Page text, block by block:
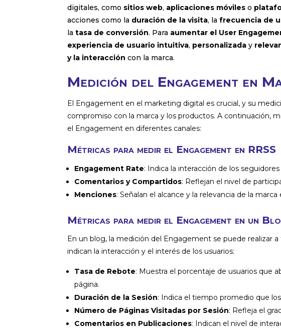
digitales, como sitios web, aplicaciones móviles o
acciones como la duración de la visita, lafrecuencia de
latasa de conversión. Para aumentar el User
experiencia de usuario intuitiva, personalizada y
y la interacción con la marca.
Medición del Engagement en
El Engagement en el marketing digital es crucial, y su
compromiso con la marca y los productos. A continuación,
el Engagement en diferentes canales:
Métricas para medir el Engagement en RRSS
Engagement Rate: Indica la interacción de los
Comentarios y Compartidos: Reflejan el nivel de
Menciones: Señalan el alcance y la relevancia de la
Métricas para medir el Engagement en un
En un blog, la medición del Engagement se puede realizar
indican la interacción y el interés de los usuarios:
Tasa de Rebote: Muestra el porcentaje de usuarios que
página.
Duración de la Sesión: Indica el tiempo promedio que
Número de Páginas Visitadas por Sesión: Refleja el
Comentarios en Publicaciones: Indican el nivel de